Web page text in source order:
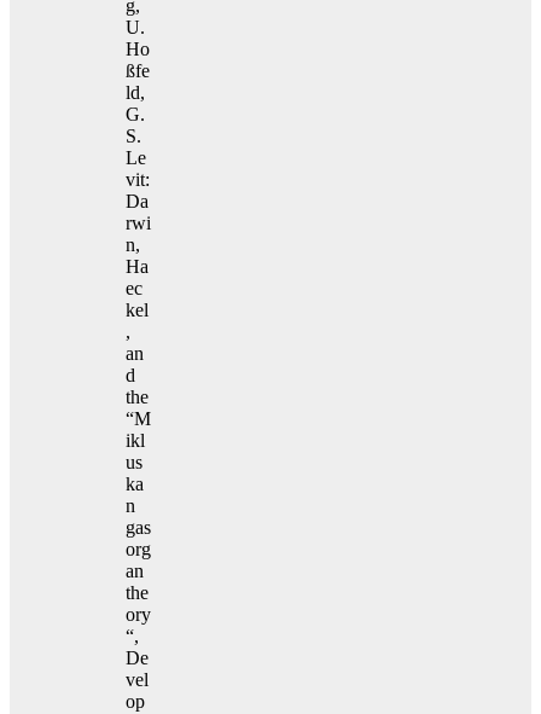
g,
U.
Ho
ßfe
ld,
G.
S.
Le
vit:
Da
rwi
n,
Ha
ec
kel
,
an
d
the
“M
ikl
us
ka
n
gas
org
an
the
ory
“,
De
vel
op